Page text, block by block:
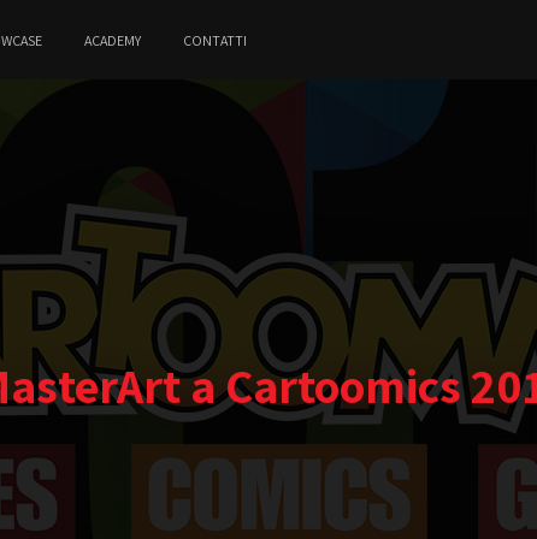
ACADEMY CONTATTI
a Cartoomics